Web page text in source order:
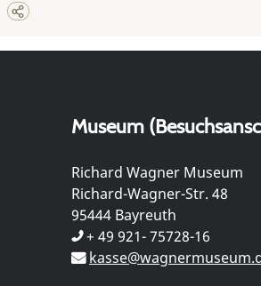
Museum
Richard Wagner Museum
Richard-Wagner-Str. 48
95444 Bayreuth
+ 49 921- 75728-16